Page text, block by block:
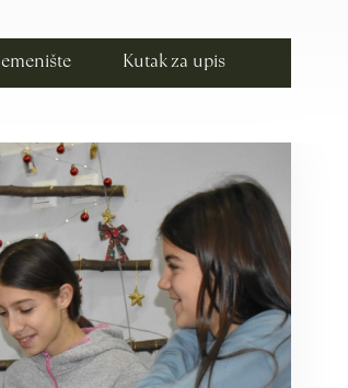
Kutak za upis